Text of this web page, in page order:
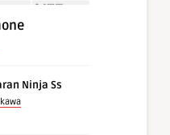
Ninja Ss